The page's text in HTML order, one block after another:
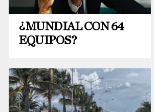
¿MUNDIAL CON 64
EQUIPOS?